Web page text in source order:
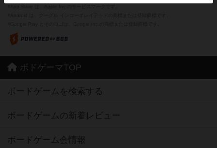
ボドゲーマTOP
ボードゲームを検索する
ボードゲームの新着レビュー
ボードゲーム会情報